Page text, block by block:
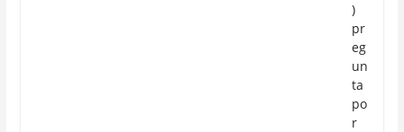
)
pr
eg
un
ta
po
r